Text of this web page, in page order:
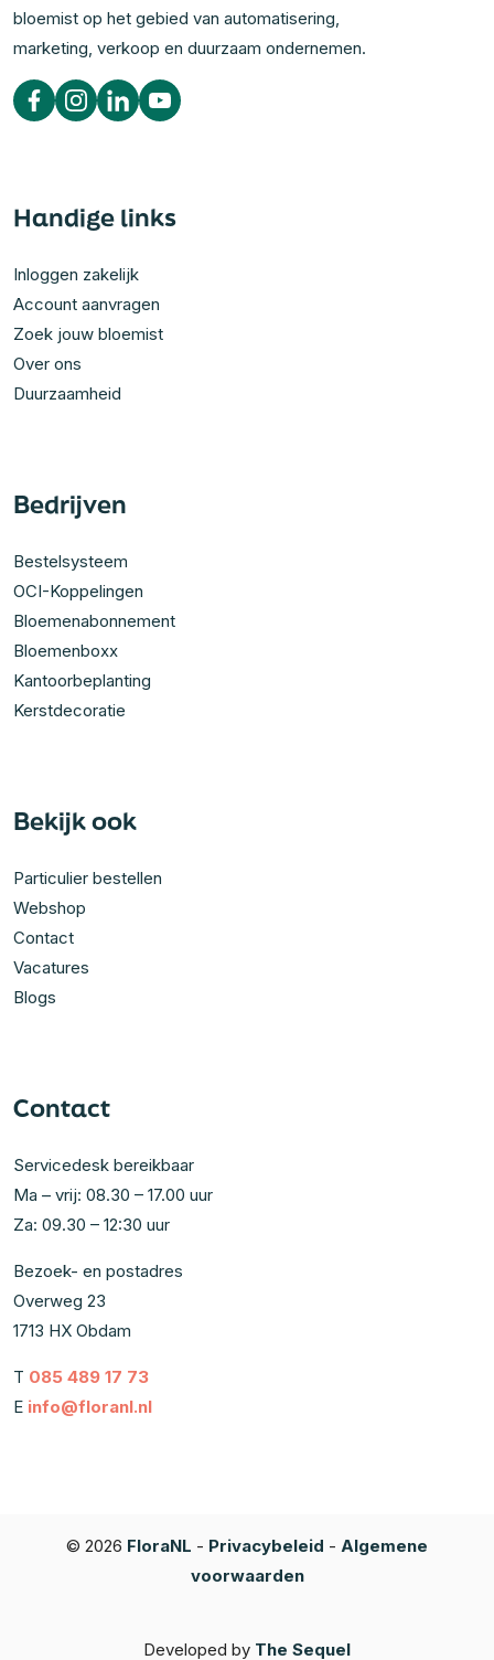
bloemist op het gebied van automatisering,
marketing, verkoop en duurzaam ondernemen.
Handige links
Inloggen zakelijk
Account aanvragen
Zoek jouw bloemist
Over ons
Duurzaamheid
Bedrijven
Bestelsysteem
OCI-Koppelingen
Bloemenabonnement
Bloemenboxx
Kantoorbeplanting
Kerstdecoratie
Bekijk ook
Particulier bestellen
Webshop
Contact
Vacatures
Blogs
Contact
Servicedesk bereikbaar
Ma – vrij: 08.30 – 17.00 uur
Za: 09.30 – 12:30 uur
Bezoek- en postadres
Overweg 23
1713 HX Obdam
T 085 489 17 73
E info@floranl.nl
© 2026 FloraNL - Privacybeleid - Algemene
voorwaarden
Developed by The Sequel